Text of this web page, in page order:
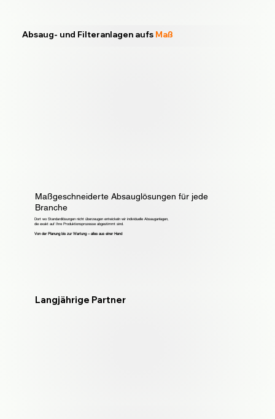
Langjährige Partner
Maßgeschneiderte Absauglösungen für jede
Branche
Dort wo Standardlösungen nicht überzeugen entwickeln wir individuelle Absauganlagen,
die exakt auf Ihre Produktionsprozesse abgestimmt sind.
Von der Planung bis zur Wartung – alles aus einer Hand
Absaug- und Filteranlagen aufs Maß